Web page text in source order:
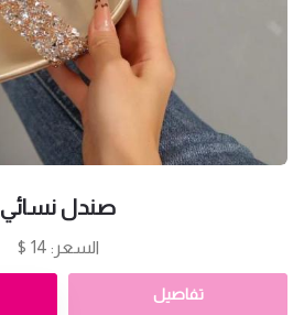
صندل نسائي
السعر: 14 $
تفاصيل